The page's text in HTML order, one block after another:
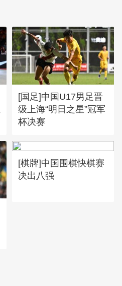
[国足]中国U17男足晋
级上海“明日之星”冠军
杯决赛
[棋牌]中国围棋快棋赛
决出八强